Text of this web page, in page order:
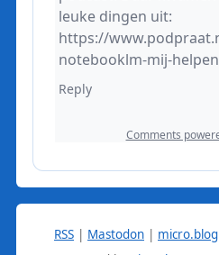
RSS | Mastodon | micro.blog